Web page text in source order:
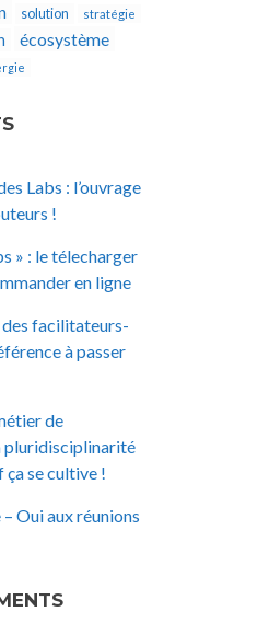
solution stratégie
écosystème
Labs : l’ouvrage
!
» : le télecharger
en ligne
facilitateurs-
à passer
de
pluridisciplinarité
se cultive !
Oui aux réunions